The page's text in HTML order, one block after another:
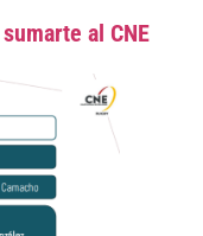
al CNE